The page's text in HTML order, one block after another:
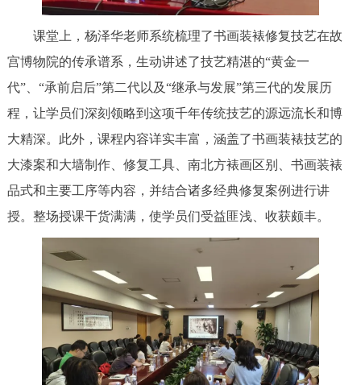
课堂上，杨泽华老师系统梳理了书画装裱修复技艺在故
宫博物院的传承谱系，生动讲述了技艺精湛的“黄金一
代”、“承前启后”第二代以及“继承与发展”第三代的发展历
程，让学员们深刻领略到这项千年传统技艺的源远流长和博
大精深。此外，课程内容详实丰富，涵盖了书画装裱技艺的
大漆案和大墙制作、修复工具、南北方裱画区别、书画装裱
品式和主要工序等内容，并结合诸多经典修复案例进行讲
授。整场授课干货满满，使学员们受益匪浅、收获颇丰。